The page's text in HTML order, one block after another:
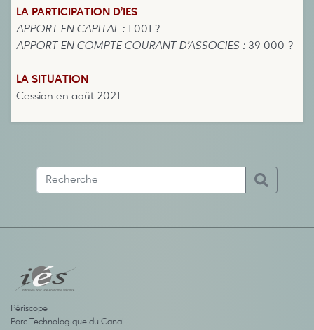
LA PARTICIPATION D’IES
APPORT EN CAPITAL : 1 001 ?
APPORT EN COMPTE COURANT D’ASSOCIES : 39 000 ?
LA SITUATION
Cession en août 2021
Périscope
Parc Technologique du Canal